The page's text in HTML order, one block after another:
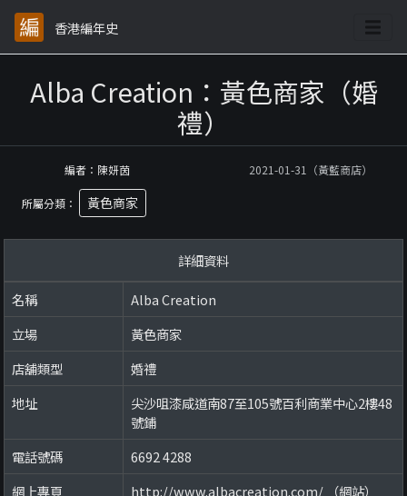
香港編年史
Alba Creation：黃色商家（婚
禮）
編者：陳妍茵 2021-01-31（黃藍商店）
所屬分類： 黃色商家
詳細資料
名稱
Alba Creation
立場
黃色商家
店舖類型
婚禮
地址
尖沙咀漆咸道南87至105號百利商業中心2樓48
號鋪
電話號碼
6692 4288
網上專頁
http://www.albacreation.com/ （網站）